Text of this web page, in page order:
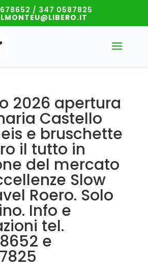
/ 347 0587825
2026 apertura
Castello
e bruschette
il tutto in
del mercato
Slow
Roero. Solo
Info e
tel.
e